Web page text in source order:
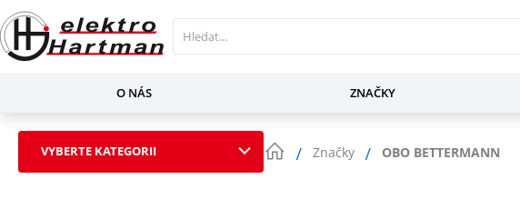
O NÁS ZNAČKY
VYBERTE KATEGORII Značky OBO BETTERMANN